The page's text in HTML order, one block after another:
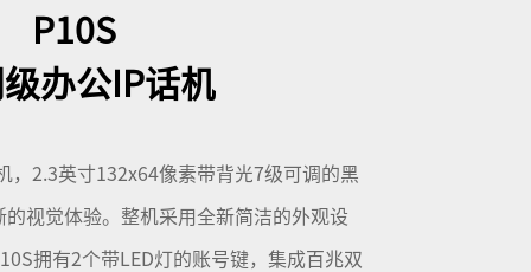
P10S
办公IP话机
，2.3英寸132x64像素带背光7级可调的黑
视觉体验。整机采用全新简洁的外观设
拥有2个带LED灯的账号键，集成百兆双